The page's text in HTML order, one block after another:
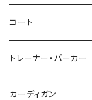
46/M
48/L
50/XL～
～44/S
46/M
48/L
コート
～44/S
46/M
トレーナー・パーカー
～44/S
カーディガン